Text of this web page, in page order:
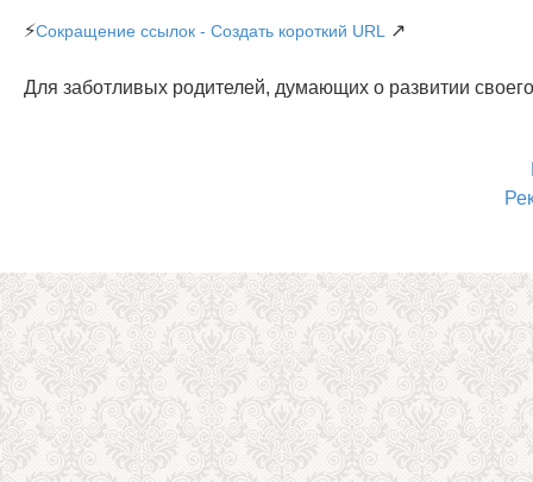
⚡Сокращение ссылок - Создать короткий URL ↗
Для заботливых родителей, думающих о развитии